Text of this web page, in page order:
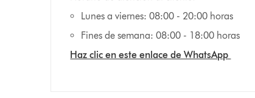
Lunes a viernes: 08:00 - 20:00 horas
Fines de semana: 08:00 - 18:00 horas
Haz clic en este enlace de WhatsApp